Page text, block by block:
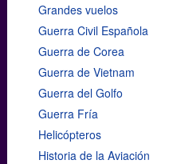
Grandes vuelos
Guerra Civil Española
Guerra de Corea
Guerra de Vietnam
Guerra del Golfo
Guerra Fría
Helicópteros
Historia de la Aviación